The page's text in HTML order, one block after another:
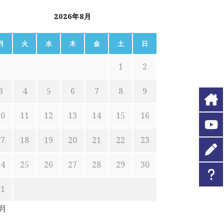
2026年8月
火 水 木 金 土 日
1 2
4 5 6 7 8 9
11 12 13 14 15 16
18 19 20 21 22 23
25 26 27 28 29 30